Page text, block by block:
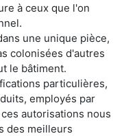
à ceux que l'on
une unique pièce,
colonisées d'autres
le bâtiment.
particulières,
employés par
autorisations nous
des meilleurs